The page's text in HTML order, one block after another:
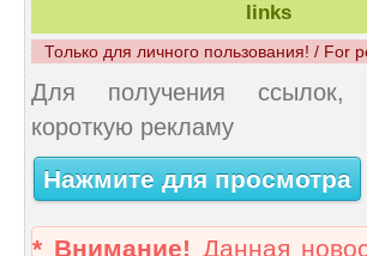
links
Только для личного пользования! / For
Для получения ссылок,
короткую рекламу
Нажмите для просмотра
* Внимание! Данная